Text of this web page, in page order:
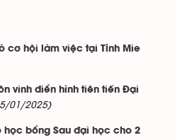
cơ hội làm việc tại Tỉnh Mie
vinh điển hình tiên tiến Đại
01/2025)
học bổng Sau đại học cho 2